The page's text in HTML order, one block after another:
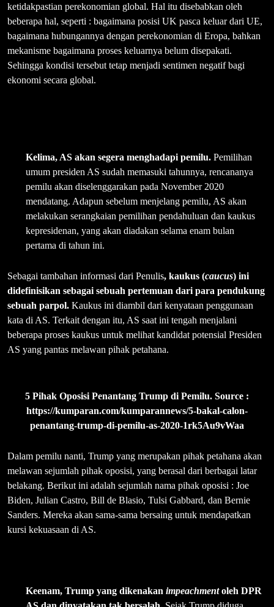
ketidakpastian perekonomian global. Hal itu disebabkan oleh
beberapa hal, seperti : bagaimana posisi UK pasca keluar dari UE,
bagaimana hubungannya dengan perekonomian di Eropa, bahkan
mekanisme bagaimana proses keluarnya belum disepakati.
Sehingga kondisi tersebut tetap menjadi sentimen negatif bagi
ekonomi secara global.
Kelima, AS akan segera menghadapi pemilu. Pemilihan
umum presiden AS sudah memasuki tahunnya, rencananya
pemilu akan diselenggarakan pada November 2020
mendatang. Adapun sebelum menjelang pemilu, AS akan
melakukan serangkaian pemilihan pendahuluan dan kaukus
kepresidenan, yang akan diadakan selama enam bulan
pertama di tahun ini.
Sebagai tambahan informasi dari Penulis, kaukus (caucus) ini
didefinisikan sebagai sebuah pertemuan dari para pendukung
sebuah parpol. Kaukus ini diambil dari kenyataan penggunaan
kata di AS. Terkait dengan itu, AS saat ini tengah menjalani
beberapa proses kaukus untuk melihat kandidat potensial Presiden
AS yang pantas melawan pihak petahana.
5 Pihak Oposisi Penantang Trump di Pemilu. Source :
https://kumparan.com/kumparannews/5-bakal-calon-
penantang-trump-di-pemilu-as-2020-1rk5Au9vWaa
Dalam pemilu nanti, Trump yang merupakan pihak petahana akan
melawan sejumlah pihak oposisi, yang berasal dari berbagai latar
belakang. Berikut ini adalah sejumlah nama pihak oposisi : Joe
Biden, Julian Castro, Bill de Blasio, Tulsi Gabbard, dan Bernie
Sanders. Mereka akan sama-sama bersaing untuk mendapatkan
kursi kekuasaan di AS.
Keenam, Trump yang dikenakan impeachmentoleh DPR